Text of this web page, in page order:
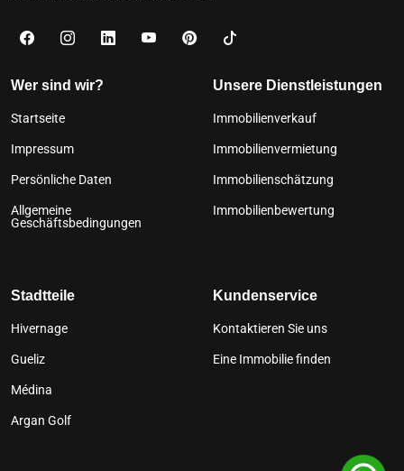
Wer sind wir?
Startseite
Impressum
Persönliche Daten
Allgemeine
Geschäftsbedingungen
Unsere Dienstleistungen
Immobilienverkauf
Immobilienvermietung
Immobilienschätzung
Immobilienbewertung
Stadtteile
Hivernage
Gueliz
Médina
Argan Golf
Kundenservice
Kontaktieren Sie uns
Eine Immobilie finden